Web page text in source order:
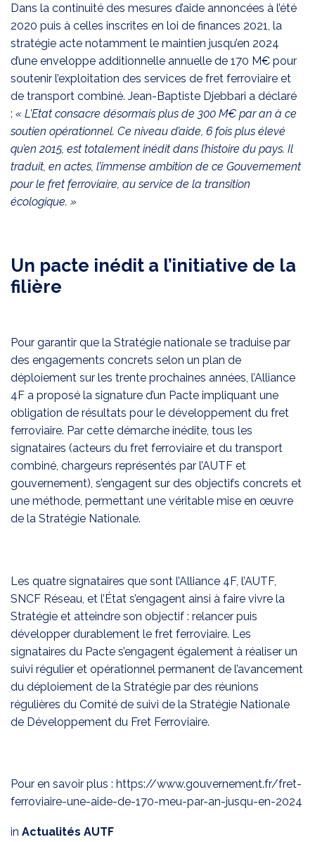
Dans la continuité des mesures d’aide annoncées à l’été
2020 puis à celles inscrites en loi de finances 2021, la
stratégie acte notamment le maintien jusqu’en 2024
d’une enveloppe additionnelle annuelle de 170 M€ pour
soutenir l’exploitation des services de fret ferroviaire et
de transport combiné. Jean-Baptiste Djebbari a déclaré
: « L’Etat consacre désormais plus de 300 M€ par an à ce
soutien opérationnel. Ce niveau d’aide, 6 fois plus élevé
qu’en 2015, est totalement inédit dans l’histoire du pays. Il
traduit, en actes, l’immense ambition de ce Gouvernement
pour le fret ferroviaire, au service de la transition
écologique. »
Un pacte inédit a l’initiative de la
filière
Pour garantir que la Stratégie nationale se traduise par
des engagements concrets selon un plan de
déploiement sur les trente prochaines années, l’Alliance
4F a proposé la signature d’un Pacte impliquant une
obligation de résultats pour le développement du fret
ferroviaire. Par cette démarche inédite, tous les
signataires (acteurs du fret ferroviaire et du transport
combiné, chargeurs représentés par l’AUTF et
gouvernement), s’engagent sur des objectifs concrets et
une méthode, permettant une véritable mise en œuvre
de la Stratégie Nationale.
Les quatre signataires que sont l’Alliance 4F, l’AUTF,
SNCF Réseau, et l’État s’engagent ainsi à faire vivre la
Stratégie et atteindre son objectif : relancer puis
développer durablement le fret ferroviaire. Les
signataires du Pacte s’engagent également à réaliser un
suivi régulier et opérationnel permanent de l’avancement
du déploiement de la Stratégie par des réunions
régulières du Comité de suivi de la Stratégie Nationale
de Développement du Fret Ferroviaire.
Pour en savoir plus : https://www.gouvernement.fr/fret-
ferroviaire-une-aide-de-170-meu-par-an-jusqu-en-2024
in Actualités AUTF